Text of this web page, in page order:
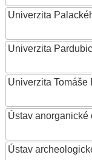
Univerzita
Univerzita
Univerzita Tomáše
Ústav anorganické
Ústav